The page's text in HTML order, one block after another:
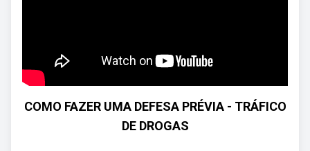
COMO FAZER UMA DEFESA PRÉVIA - TRÁFICO
DE DROGAS